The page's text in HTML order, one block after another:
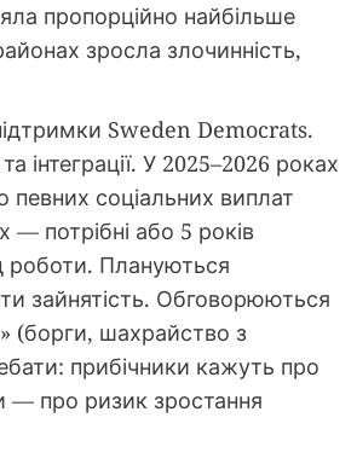
пропорційно найбільше
зросла злочинність,
Sweden Democrats.
інтеграції. У 2025–2026 роках
соціальних виплат
потрібні або 5 років
роботи. Плануються
зайнятість. Обговорюються
(борги, шахрайство з
прибічники кажуть про
— про ризик зростання